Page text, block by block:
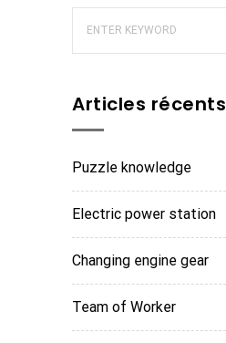
Articles récents
Puzzle knowledge
Electric power station
Changing engine gear
Team of Worker